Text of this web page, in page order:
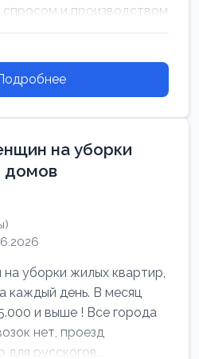
и производством
на уборки
домов
уборки жилых квартир,
каждый день. В месяц
и выше ! Все города
нет, проезд
русскогов...